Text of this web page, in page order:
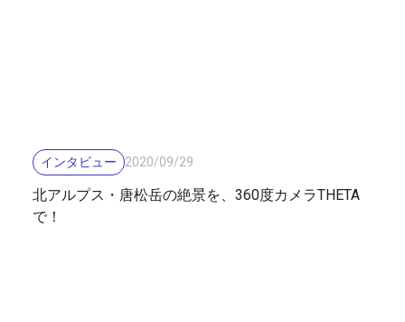
インタビュー 2020/09/29
北アルプス・唐松岳の絶景を、360度カメラTHETA
で！